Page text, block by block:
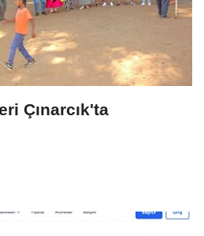
Çınarcık'ta